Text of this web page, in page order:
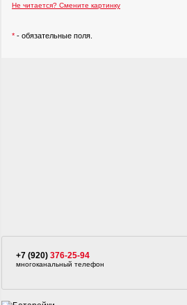
Не читается? Смените картинку
* - обязательные поля.
+7 (920) 376-25-94
многоканальный телефон